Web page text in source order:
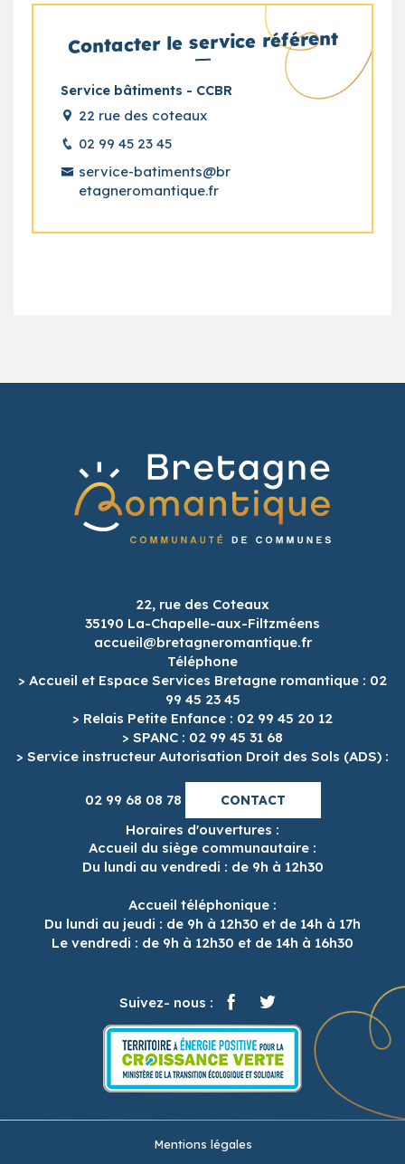
Contacter le service référent
Service bâtiments - CCBR
22 rue des coteaux
02 99 45 23 45
service-batiments@br
etagneromantique.fr
22, rue des Coteaux
35190 La-Chapelle-aux-Filtzméens
accueil@bretagneromantique.fr
Téléphone
> Accueil et Espace Services Bretagne romantique : 02
99 45 23 45
> Relais Petite Enfance : 02 99 45 20 12
> SPANC : 02 99 45 31 68
> Service instructeur Autorisation Droit des Sols (ADS) :
02 99 68 08 78 CONTACT
Horaires d'ouvertures :
Accueil du siège communautaire :
Du lundi au vendredi : de 9h à 12h30
Accueil téléphonique :
Du lundi au jeudi : de 9h à 12h30 et de 14h à 17h
Le vendredi : de 9h à 12h30 et de 14h à 16h30
Suivez- nous :
Mentions légales